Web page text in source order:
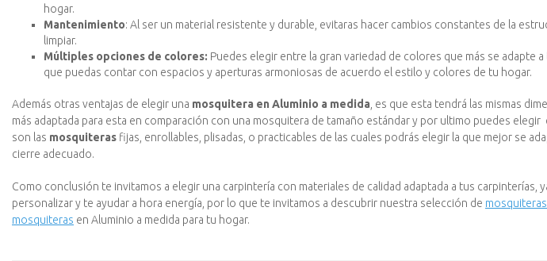
hogar.
Mantenimiento: Al ser un material resistente y durable, evitaras hacer cambios constantes de la
limpiar.
Múltiples opciones de colores: Puedes elegir entre la gran variedad de colores que más se adapte
que puedas contar con espacios y aperturas armoniosas de acuerdo el estilo y colores de tu hogar.
Además otras ventajas de elegir una mosquitera en Aluminio a medida , es que esta tendrá las mismas
más adaptada para esta en comparación con una mosquitera de tamaño estándar y por ultimo puedes
son las mosquiteras fijas, enrollables, plisadas, o practicables de las cuales podrás elegir la que mejor se
cierre adecuado.
Como conclusión te invitamos a elegir una carpintería con materiales de calidad adaptada a tus carpinterías,
personalizar y te ayudar a hora energía, por lo que te invitamos a descubrir nuestra selección de
mosquiteras en Aluminio a medida para tu hogar.